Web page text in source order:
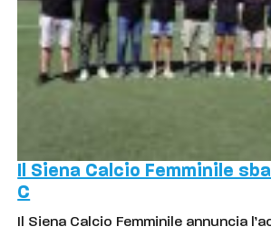
Il Siena Calcio Femminile
C
Il Siena Calcio Femminile annuncia